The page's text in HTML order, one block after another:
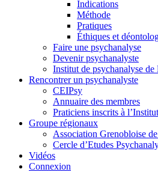
Indications
Méthode
Pratiques
Éthiques et
Faire une psychanalyse
Devenir psychanalyste
Institut de psychanalyse de
Rencontrer un psychanalyste
CEIPsy
Annuaire des membres
Praticiens inscrits à
Groupe régionaux
Association Grenobloise
Cercle d’Etudes
Vidéos
Connexion